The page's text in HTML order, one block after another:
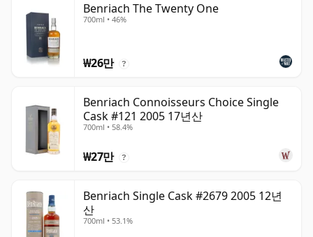
Benriach The Twenty One
700ml • 46%
₩26만 ?
Benriach Connoisseurs Choice Single
Cask #121 2005 17년산
700ml • 58.4%
₩27만 ?
Benriach Single Cask #2679 2005 12년
산
700ml • 53.1%